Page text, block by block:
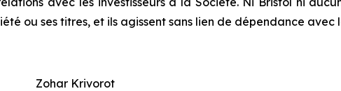
ou ses titres, et ils agissent sans lien de dépendance avec
Zohar Krivorot